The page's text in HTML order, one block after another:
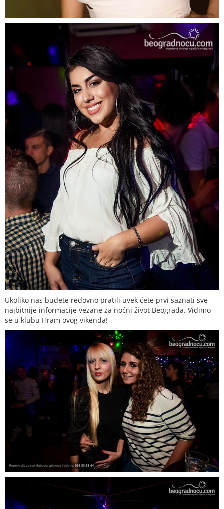
Ukoliko nas budete redovno pratili uvek ćete prvi saznati sve
najbitnije informacije vezane za noćni život Beograda. Vidimo
se u klubu Hram ovog vikenda!